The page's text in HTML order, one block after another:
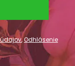
,Odhlásenie